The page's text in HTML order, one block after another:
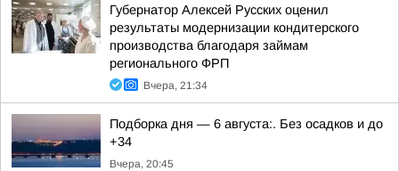
Губернатор Алексей Русских оценил
результаты модернизации кондитерского
производства благодаря займам
регионального ФРП
Вчера, 21:34
Подборка дня — 6 августа:. Без осадков и до
+34
Вчера, 20:45